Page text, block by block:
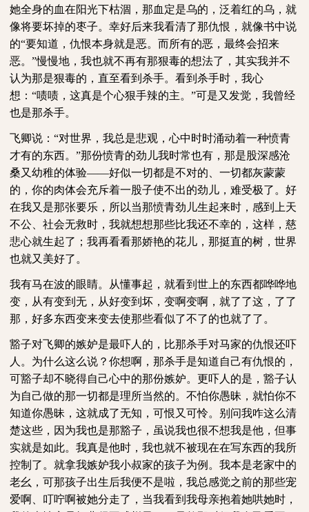
她全身的血在阳光下枯涸，那血定是乌的，泛着红的乌，就
像将要坏掉的枣子。幸好后来我看清了那仇恨，就像书中说
的“要知道，仇恨本身就是恶。而所有的恶，最终会招来
恶。”慢慢地，我也就不再有那狠毒的想法了，其实我并不
认为那是狠毒的，直至看到杀手。看到杀手时，我心
想：“啧啧，这真是个心狠手辣的主。”可是又发觉，我曾经
也是那杀手。
飞卿说：“对世界，我总是悲观，心中时时涌动着一种愤青
才有的东西。”那份愤青的劲儿我时常也有，那是股深感沧
桑又幼稚的体验——好似一切都是不对的、一切都灰蒙蒙
的，你的肉体会充斥着一股子使不出的劲儿，难受极了。好
在我又是那张要乐，所以当那愤青劲儿生起来时，感到上天
不公、社会无救时，我就想想那些比我还不幸的，这样，慈
悲心就生起了；我再看看那娇艳的花儿，那挺直的树，世界
也就又美好了。
我有马在波的眼睛。从懂事起，就看到世上的东西都哗哗地
变，从有变到无，从好变到坏，变啊变啊，就了了这，了了
那，好多东西变来变去使那些看似了不了的也就了了。
豁子对飞卿的嫉妒是最吓人的，比那杀手对马家的仇恨还吓
人。为什么这么说？你想啊，那杀手是知道自己有仇恨的，
可豁子却不晓得自己心中的那份嫉妒。更吓人的是，豁子认
为自己做的那一切都是理所当然的。不怕你愚昧，就怕你不
知道你愚昧，这就成了无知，可恨又可怜。别问我咋这么清
楚这些，因为我也是那豁子，虽说我也很不想我是他，但事
实就是如此。我真是他时，我也就不被现在在写东西的我所
控制了。就拿我嫉妒我小叔家的孩子为例。我本是老家中的
老幺，可那孩子出生后我便不是啦，我总感觉之前的那些宠
爱啊、叮咛啊被她分走了，当我看到我母亲抱着她哄她时，